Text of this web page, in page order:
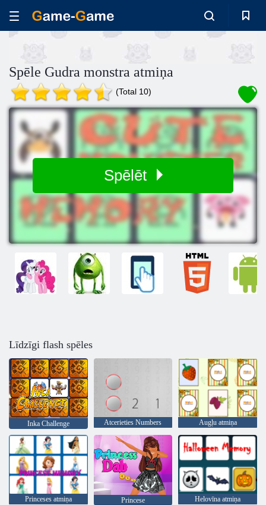
Spēle Gudra monstra atmiņa
(Total 10)
Spēlēt
Līdzīgi flash spēles
Inka Challenge Atcerieties Numbers Augļu atmiņa
Princeses atmiņa Princese Helovīna atmiņa